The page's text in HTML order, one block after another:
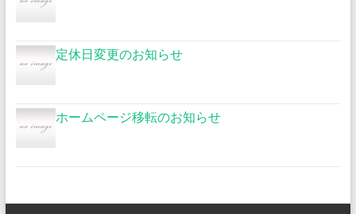
定休日変更のお知らせ
ホームページ移転のお知らせ